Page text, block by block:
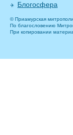
Блогосфера
© Приамурская
По благословению
При копировании